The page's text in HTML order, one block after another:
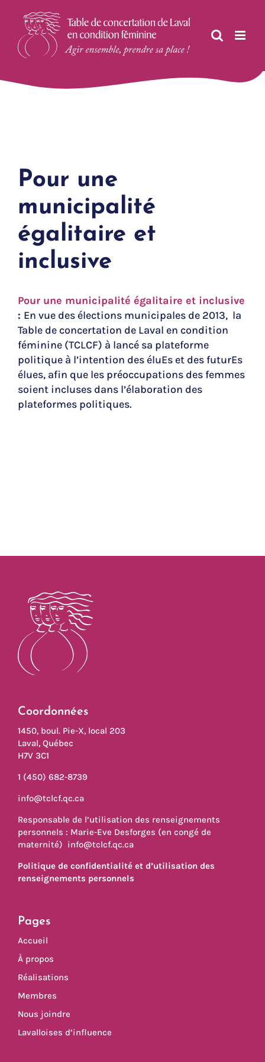
content
Pour une
municipalité
égalitaire et
inclusive
Pour une municipalité égalitaire et inclusive
: En vue des élections municipales de 2013, la
Table de concertation de Laval en condition
féminine (TCLCF) à lancé sa plateforme
politique à l’intention des éluEs et des futurEs
élues, afin que les préoccupations des femmes
soient incluses dans l’élaboration des
plateformes politiques.
Coordonnées
1450, boul. Pie-X, local 203
Laval, Québec
H7V 3C1
1 (450) 682-8739
info@tclcf.qc.ca
Responsable de l’utilisation des renseignements
personnels : Marie-Eve Desforges (en congé de
maternité) info@tclcf.qc.ca
Politique de confidentialité et d’utilisation des
renseignements personnels
Pages
Accueil
À propos
Réalisations
Membres
Nous joindre
Lavalloises d’influence